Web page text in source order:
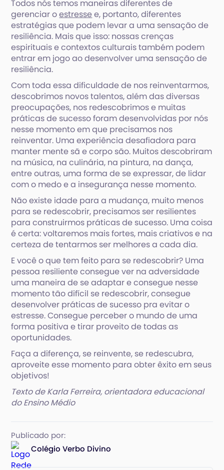
Todos nós temos maneiras diferentes de
gerenciar oestressee, portanto, diferentes
estratégias que podem levar a uma sensação de
resiliência. Mais que isso: nossas crenças
espirituais e contextos culturais também podem
entrar em jogo ao desenvolver uma sensação de
resiliência.
Com toda essa dificuldade de nos reinventarmos,
descobrimos novos talentos, além das diversas
preocupações, nos redescobrimos e muitas
práticas de sucesso foram desenvolvidas por nós
nesse momento em que precisamos nos
reinventar. Uma experiência desafiadora para
manter mente sã e corpo são. Muitos descobriram
na música, na culinária, na pintura, na dança,
entre outras, uma forma de se expressar, de lidar
com o medo e a insegurança nesse momento.
Não existe idade para a mudança, muito menos
para se redescobrir, precisamos ser resilientes
para construirmos práticas de sucesso. Uma coisa
é certa: voltaremos mais fortes, mais criativos e na
certeza de tentarmos ser melhores a cada dia.
E você o que tem feito para se redescobrir? Uma
pessoa resiliente consegue ver na adversidade
uma maneira de se adaptar e consegue nesse
momento tão difícil se redescobrir, consegue
desenvolver práticas de sucesso pra evitar o
estresse. Consegue perceber o mundo de uma
forma positiva e tirar proveito de todas as
oportunidades.
Faça a diferença, se reinvente, se redescubra,
aproveite esse momento para obter êxito em seus
objetivos!
Texto de Karla Ferreira, orientadora educacional
do Ensino Médio
Publicado por:
Colégio Verbo Divino